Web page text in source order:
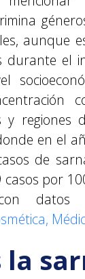
aunque
durante el
y regiones
en el
de
por
la